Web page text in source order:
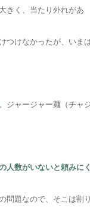
きく、当たり外れがあ
つけなかったが、いま
。ジャージャー麺（チャ
人数がいないと頼みに
問題なので、そこは割